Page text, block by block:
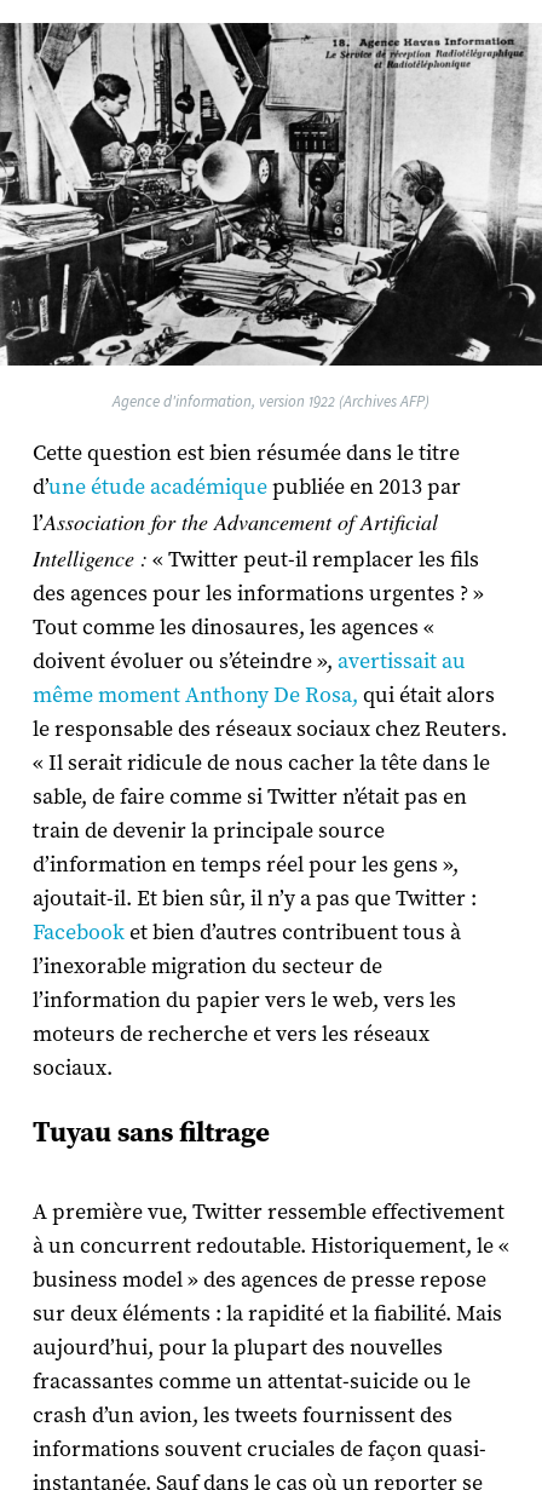
Agence d'information, version 1922 (Archives AFP)
Cette question est bien résumée dans le titre
d’une étude académiquepubliée en 2013 par
l’Association for the Advancement of Artificial
Intelligence : « Twitter peut-il remplacer les fils
des agences pour les informations urgentes ? »
Tout comme les dinosaures, les agences «
doivent évoluer ou s’éteindre », avertissait au
même moment Anthony De Rosa, qui était alors
le responsable des réseaux sociaux chez Reuters.
« Il serait ridicule de nous cacher la tête dans le
sable, de faire comme si Twitter n’était pas en
train de devenir la principale source
d’information en temps réel pour les gens »,
ajoutait-il. Et bien sûr, il n’y a pas que Twitter :
Facebooket bien d’autres contribuent tous à
l’inexorable migration du secteur de
l’information du papier vers le web, vers les
moteurs de recherche et vers les réseaux
sociaux.
Tuyau sans filtrage
A première vue, Twitter ressemble effectivement
à un concurrent redoutable. Historiquement, le «
business model » des agences de presse repose
sur deux éléments : la rapidité et la fiabilité. Mais
aujourd’hui, pour la plupart des nouvelles
fracassantes comme un attentat-suicide ou le
crash d’un avion, les tweets fournissent des
informations souvent cruciales de façon quasi-
instantanée. Sauf dans le cas où un reporter se